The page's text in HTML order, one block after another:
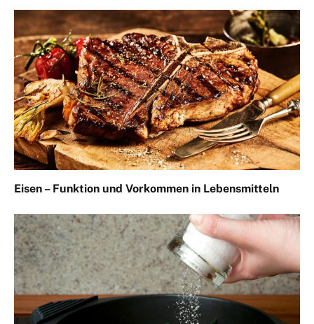
Eisen – Funktion und Vorkommen in Lebensmitteln